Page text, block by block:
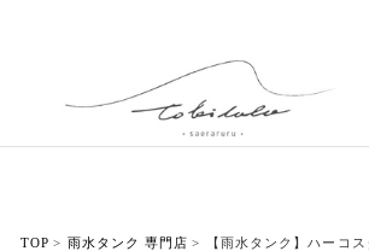
TOP 雨水タンク 専門店 【雨水タンク】ハーコ